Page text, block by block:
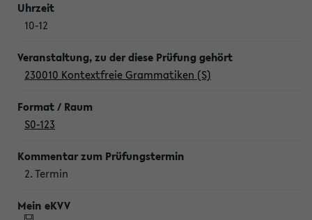
10-12
230010 Kontextfreie Grammatiken (S)
S0-123
2. Termin